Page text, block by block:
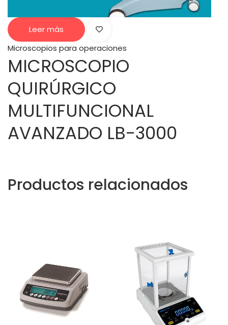
Leer más
Microscopios para operaciones
MICROSCOPIO
QUIRÚRGICO
MULTIFUNCIONAL
AVANZADO LB-3000
Productos relacionados